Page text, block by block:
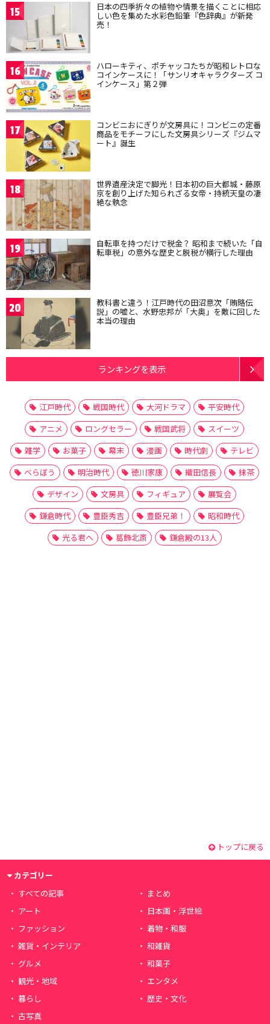
15 日本の四季折々の植物や情景を描くことに相応
しい色を集めた水彩色鉛筆『色辞典』が新発
売！
16 ハローキティ、ポチャッコたちが昭和レトロな
コインケースに！「サンリオキャラクターズ コ
インケース」第２弾
17 コンビニおにぎりが文房具に！コンビニの定番
商品をモチーフにした文房具シリーズ『ジムマ
ート』誕生
18 世界遺産決定で脚光！日本初の巨大都城・藤原
京を創り上げた知られざる女帝・持統天皇の凄
絶な執念
19 自転車を持つだけで税金？ 昭和まで続いた「自
転車税」の意外な歴史と脱税が横行した理由
20 教科書と違う！江戸時代の田沼意次「賄賂伝
説」の嘘と、水野忠邦が「大奥」を敵に回した
本当の理由
ランキングを表示
江戸時代 戦国時代 大河ドラマ
平安時代
アニメ
ロングセラー 戦国武将
スイーツ
雑学
お菓子 幕末 漫画 時代劇
テレビ
べらぼう
明治時代 徳川家康 織田信長
抹茶
デザイン
文房具 フィギュア
展覧会
鎌倉時代
豊臣秀吉 豊臣兄弟！
昭和時代
光る君へ
葛飾北斎 鎌倉殿の13人
トップに戻る
カテゴリー
すべての記事
まとめ
アート
日本画・浮世絵
ファッション
着物・和服
雑貨・インテリア
和雑貨
グルメ
和菓子
観光・地域
エンタメ
暮らし
歴史・文化
古写真